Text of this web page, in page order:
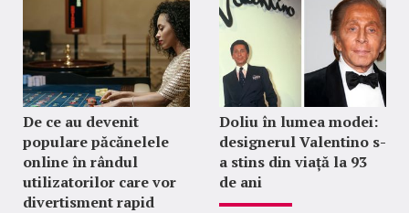
De ce au devenit
populare păcănelele
online în rândul
utilizatorilor care vor
divertisment rapid
Doliu în lumea modei:
designerul Valentino s-
a stins din viață la 93
de ani